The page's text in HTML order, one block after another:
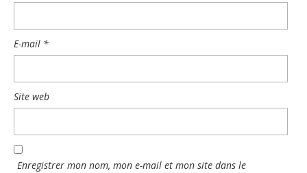
E-mail *
Site web
Enregistrer mon nom, mon e-mail et mon site dans le